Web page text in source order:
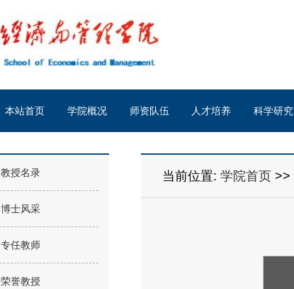
本站首页 学院概况 师资队伍 人才培养 科学研究
教授名录
博士风采
专任教师
荣誉教授
当前位置: 学院首页 >>